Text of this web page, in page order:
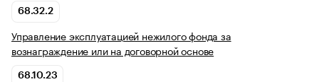
68.32.2
Управление эксплуатацией нежилого фонда за
вознаграждение или на договорной основе
68.10.23